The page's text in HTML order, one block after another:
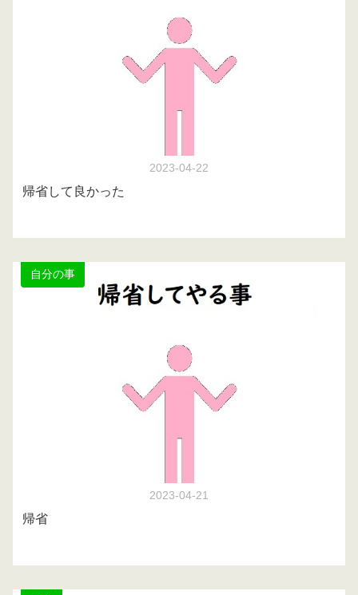
2023-04-22
帰省して良かった
自分の事
2023-04-21
帰省